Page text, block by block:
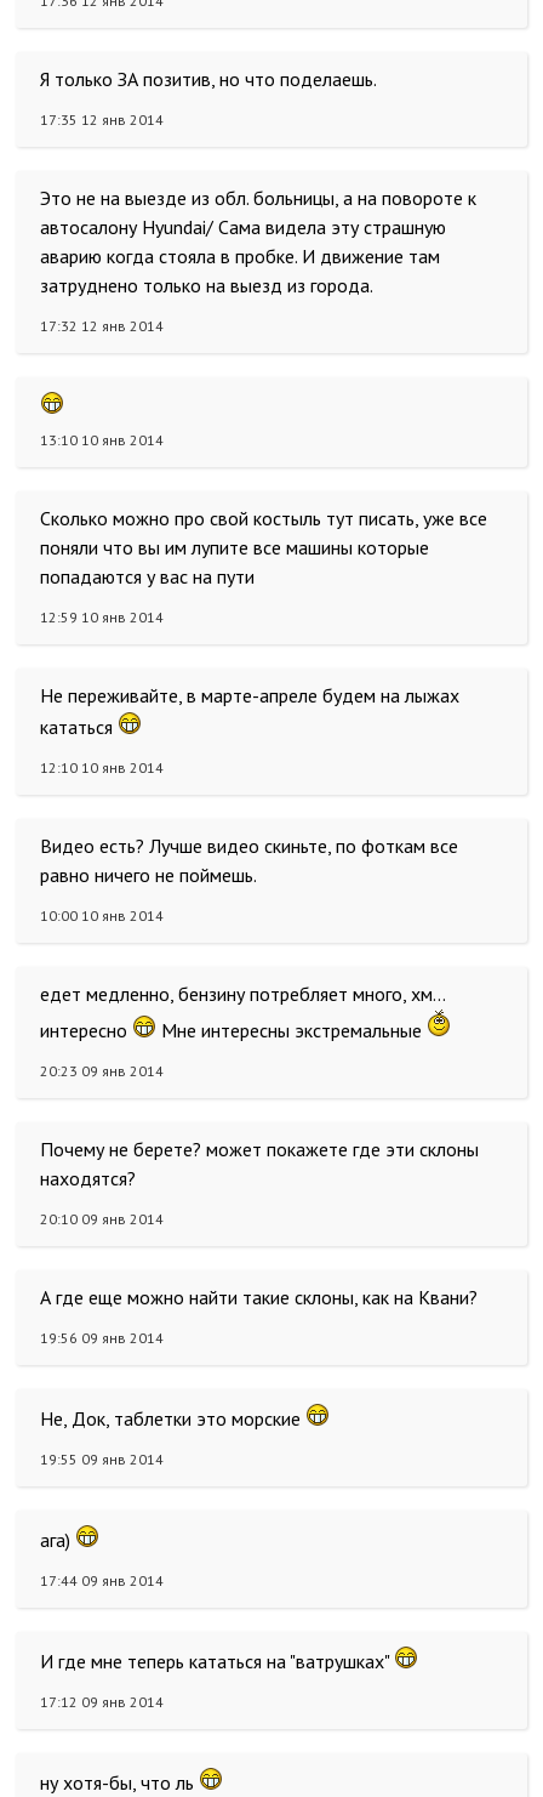
Я только ЗА позитив, но что поделаешь.
17:35 12 янв 2014
Это не на выезде из обл. больницы, а на повороте к
автосалону Hyundai/ Сама видела эту страшную
аварию когда стояла в пробке. И движение там
затруднено только на выезд из города.
17:32 12 янв 2014
13:10 10 янв 2014
Сколько можно про свой костыль тут писать, уже все
поняли что вы им лупите все машины которые
попадаются у вас на пути
12:59 10 янв 2014
Не переживайте, в марте-апреле будем на лыжах
кататься
12:10 10 янв 2014
Видео есть? Лучше видео скиньте, по фоткам все
равно ничего не поймешь.
10:00 10 янв 2014
едет медленно, бензину потребляет много, хм...
интересно
Мне интересны экстремальные
20:23 09 янв 2014
Почему не берете? может покажете где эти склоны
находятся?
20:10 09 янв 2014
А где еще можно найти такие склоны, как на Квани?
19:56 09 янв 2014
Не, Док, таблетки это морские
19:55 09 янв 2014
ага)
17:44 09 янв 2014
И где мне теперь кататься на "ватрушках"
17:12 09 янв 2014
ну хотя-бы, что ль